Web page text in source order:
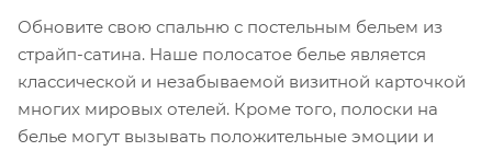
Обновите свою спальню с постельным бельем из
страйп-сатина. Наше полосатое белье является
классической и незабываемой визитной карточкой
многих мировых отелей. Кроме того, полоски на
белье могут вызывать положительные эмоции и